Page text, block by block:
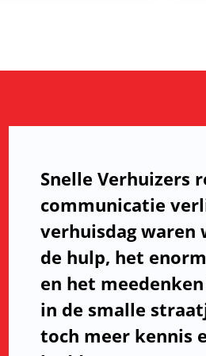
Snelle Verhuizers
communicatie
verhuisdag waren
de hulp, het
en het
in de smalle
toch meer kennis